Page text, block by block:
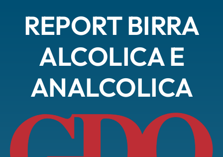
REPORT BIRRA
ALCOLICA E
ANALCOLICA